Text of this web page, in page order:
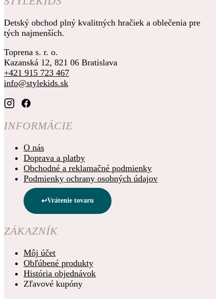
Detský obchod plný kvalitných hračiek a oblečenia pre
tých najmenších.
Toprena s. r. o.
Kazanská 12, 821 06 Bratislava
+421 915 723 467
info@stylekids.sk
INFORMÁCIE
O nás
Doprava a platby
Obchodné a reklamačné podmienky
Podmienky ochrany osobných údajov
Vrátenie tovaru
ZÁKAZNÍK
Môj účet
Obľúbené produkty
História objednávok
Zľavové kupóny